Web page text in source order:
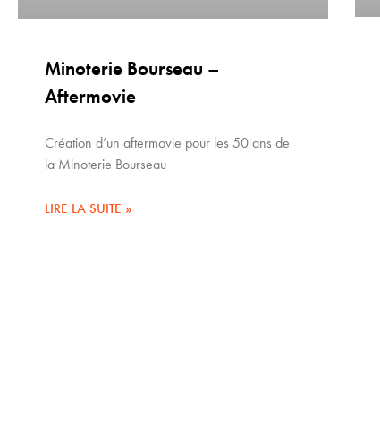
Minoterie Bourseau –
Aftermovie
Création d’un aftermovie pour les 50 ans de
la Minoterie Bourseau
LIRE LA SUITE »